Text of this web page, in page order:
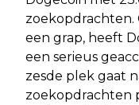
zoekopdrachten.
een grap, heeft
een serieus
zesde plek gaat
zoekopdrachten